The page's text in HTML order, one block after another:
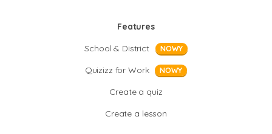
Features
School & District
NOWY
Quizizz for Work NOWY
Create a quiz
Create a lesson